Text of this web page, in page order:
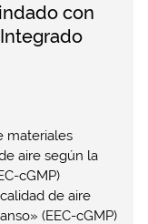
con
materiales
aire según la
cGMP)
de aire
(EEC-cGMP)